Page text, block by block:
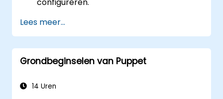
configureren.
Lees meer...
Grondbeginselen van Puppet
14 Uren